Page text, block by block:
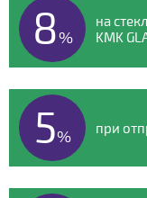
8%
на
KMK
5% при